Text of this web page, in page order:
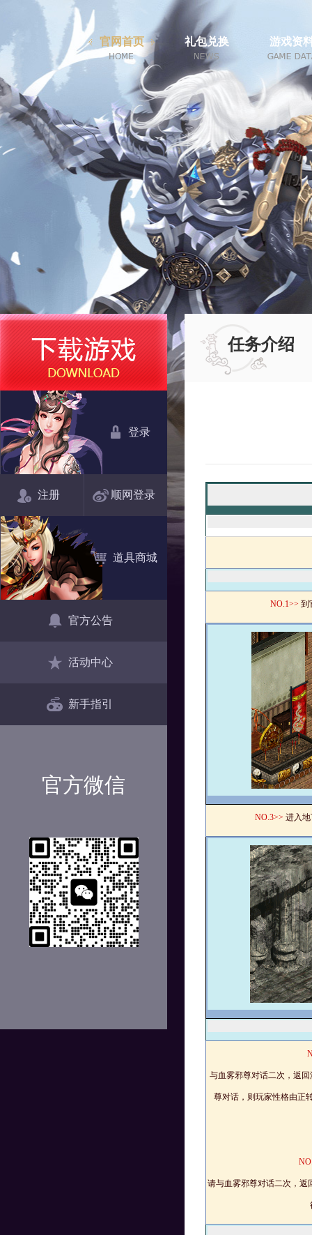
官网首页 礼包兑换 游戏资
登录
注册 顺网登录
道具商城
官方公告
活动中心
新手指引
官方微信
任务介绍
NO.1>> 到
NO.3>> 进入
与血雾邪尊对话二次，返
尊对话，则玩家性格由正
请与血雾邪尊对话二次，返